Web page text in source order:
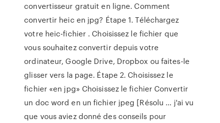
convertisseur gratuit en ligne. Comment
convertir heic en jpg? Étape 1. Téléchargez
votre heic-fichier . Choisissez le fichier que
vous souhaitez convertir depuis votre
ordinateur, Google Drive, Dropbox ou faites-le
glisser vers la page. Étape 2. Choisissez le
fichier «en jpg» Choisissez le fichier Convertir
un doc word en un fichier jpeg [Résolu ... j'ai vu
que vous aviez donné des conseils pour